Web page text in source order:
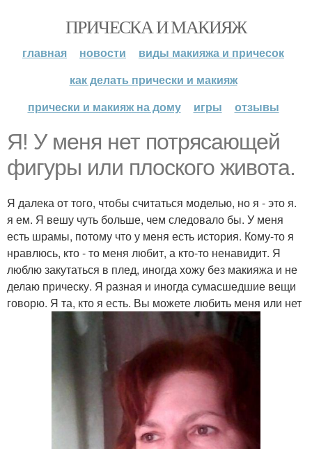
ПРИЧЕСКА И МАКИЯЖ
главная новости
виды макияжа и причесок
как делать прически и макияж
прически и макияж на дому
игры отзывы
Я! У меня нет потрясающей
фигуры или плоского живота.
Я далека от того, чтобы считаться моделью, но я - это я.
я ем. Я вешу чуть больше, чем следовало бы. У меня
есть шрамы, потому что у меня есть история. Кому-то я
нравлюсь, кто - то меня любит, а кто-то ненавидит. Я
люблю закутаться в плед, иногда хожу без макияжа и не
делаю прическу. Я разная и иногда сумасшедшие вещи
говорю. Я та, кто я есть. Вы можете любить меня или нет